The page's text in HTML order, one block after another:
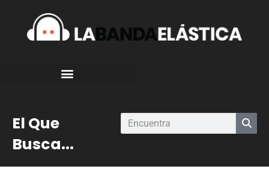
El Que
Busca...